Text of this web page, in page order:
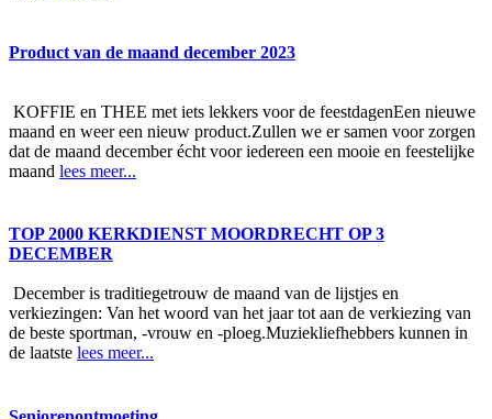
Product van de maand december 2023
KOFFIE en THEE met iets lekkers voor de feestdagenEen nieuwe
maand en weer een nieuw product.Zullen we er samen voor zorgen
dat de maand december écht voor iedereen een mooie en feestelijke
maand lees meer...
TOP 2000 KERKDIENST MOORDRECHT OP 3
DECEMBER
December is traditiegetrouw de maand van de lijstjes en
verkiezingen: Van het woord van het jaar tot aan de verkiezing van
de beste sportman, -vrouw en -ploeg.Muziekliefhebbers kunnen in
de laatste lees meer...